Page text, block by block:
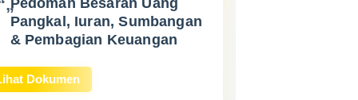
Pedoman Besaran Uang
Pangkal, Iuran, Sumbangan
& Pembagian Keuangan
Dokumen